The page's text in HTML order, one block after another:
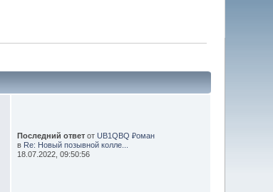
Последний ответот UB1QBQ ₽оман
в Re: Новый позывной колле...
18.07.2022, 09:50:56